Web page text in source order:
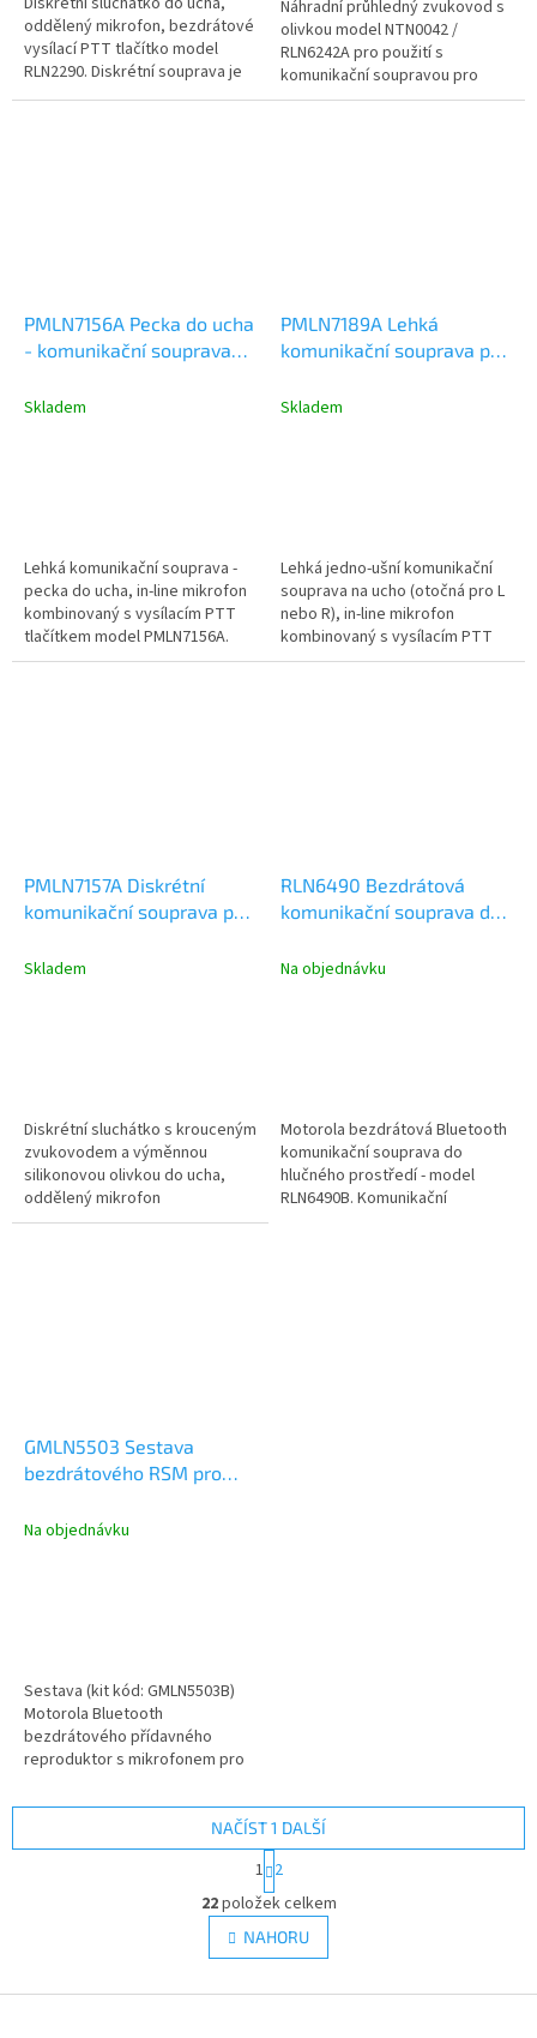
oddělený mikrofon, bezdrátové
vysílací PTT tlačítko model
RLN2290. Diskrétní souprava je
tvořena ze sluchátka a...
Náhradní průhledný zvukovod s
olivkou model NTN0042 /
RLN6242A pro použití s
komunikační soupravou pro
skryté nošení.
PMLN7156A Pecka do ucha
- komunikační souprava
Skladem
Lehká komunikační souprava -
pecka do ucha, in-line mikrofon
kombinovaný s vysílacím PTT
tlačítkem model PMLN7156A.
Klíčovací tlačítko s
PMLN7189A Lehká
komunikační souprava pro
Skladem
Lehká jedno-ušní komunikační
souprava na ucho (otočná pro L
nebo R), in-line mikrofon
kombinovaný s vysílacím PTT
tlačítkem model PMLN7189A....
PMLN7157A Diskrétní
komunikační souprava pro
Skladem
Diskrétní sluchátko s krouceným
zvukovodem a výměnnou
silikonovou olivkou do ucha,
oddělený mikrofon
kombinovaný s vysílacím PTT
RLN6490 Bezdrátová
komunikační souprava do
Bluetooth, flexibilní most
Na objednávku
Motorola bezdrátová Bluetooth
komunikační souprava do
hlučného prostředí - model
RLN6490B. Komunikační
GMLN5503 Sestava
bezdrátového RSM pro
Motorola DP s Bluetooth
Na objednávku
Sestava (kit kód: GMLN5503B)
Motorola Bluetooth
bezdrátového přídavného
reproduktor s mikrofonem pro
podporou...
O
v
l
á
NAČÍST 1 DALŠÍ
S
t
r
á
n
k
v
1 2
22položek celkem
NAHORU